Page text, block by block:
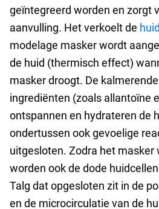
geïntegreerd worden en zorgt
aanvulling. Het verkoelt de huid
modelage masker wordt
de huid (thermisch effect)
masker droogt. De
ingrediënten (zoals allantoïne
ontspannen en hydrateren de
ondertussen ook gevoelige
uitgesloten. Zodra het masker
worden ook de dode
Talg dat opgesloten zit in de
en de microcirculatie van de